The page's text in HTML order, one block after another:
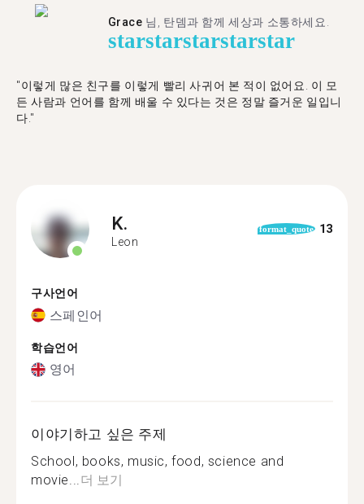
Grace 님, 탄뎀과 함께 세상과 소통하세요.
starstarstarstarstar
"이렇게 많은 친구를 이렇게 빨리 사귀어 본 적이 없어요. 이 모
든 사람과 언어를 함께 배울 수 있다는 것은 정말 즐거운 일입니
다."
K.
Leon
format_quote 13
구사언어
스페인어
학습언어
영어
이야기하고 싶은 주제
School, books, music, food, science and
movie...더 보기